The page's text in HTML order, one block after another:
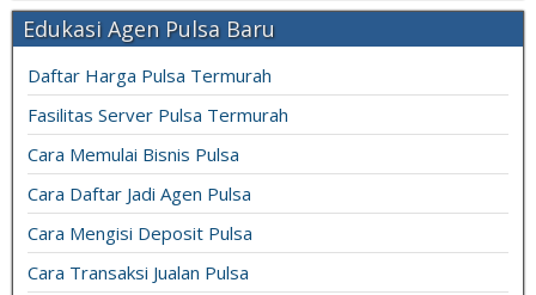
Edukasi Agen Pulsa Baru
Daftar Harga Pulsa Termurah
Fasilitas Server Pulsa Termurah
Cara Memulai Bisnis Pulsa
Cara Daftar Jadi Agen Pulsa
Cara Mengisi Deposit Pulsa
Cara Transaksi Jualan Pulsa